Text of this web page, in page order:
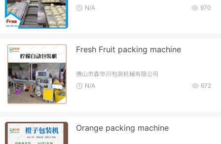
970
N/A
Fresh Fruit packing machine
佛山市森华川包装机械有限公司
672
N/A
Orange packing machine